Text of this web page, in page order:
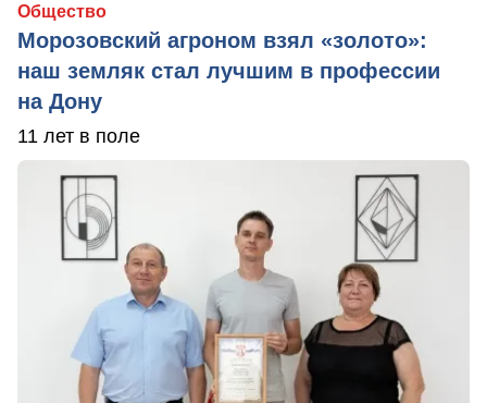
Общество
Морозовский агроном взял «золото»:
наш земляк стал лучшим в профессии
на Дону
11 лет в поле